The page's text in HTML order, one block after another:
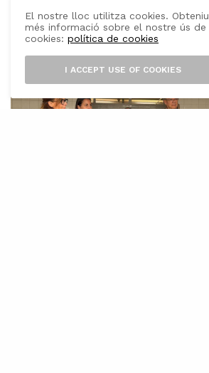
El nostre lloc utilitza cookies. Obteniu
més informació sobre el nostre ús de
cookies:política de cookies
I ACCEPT USE OF COOKIES